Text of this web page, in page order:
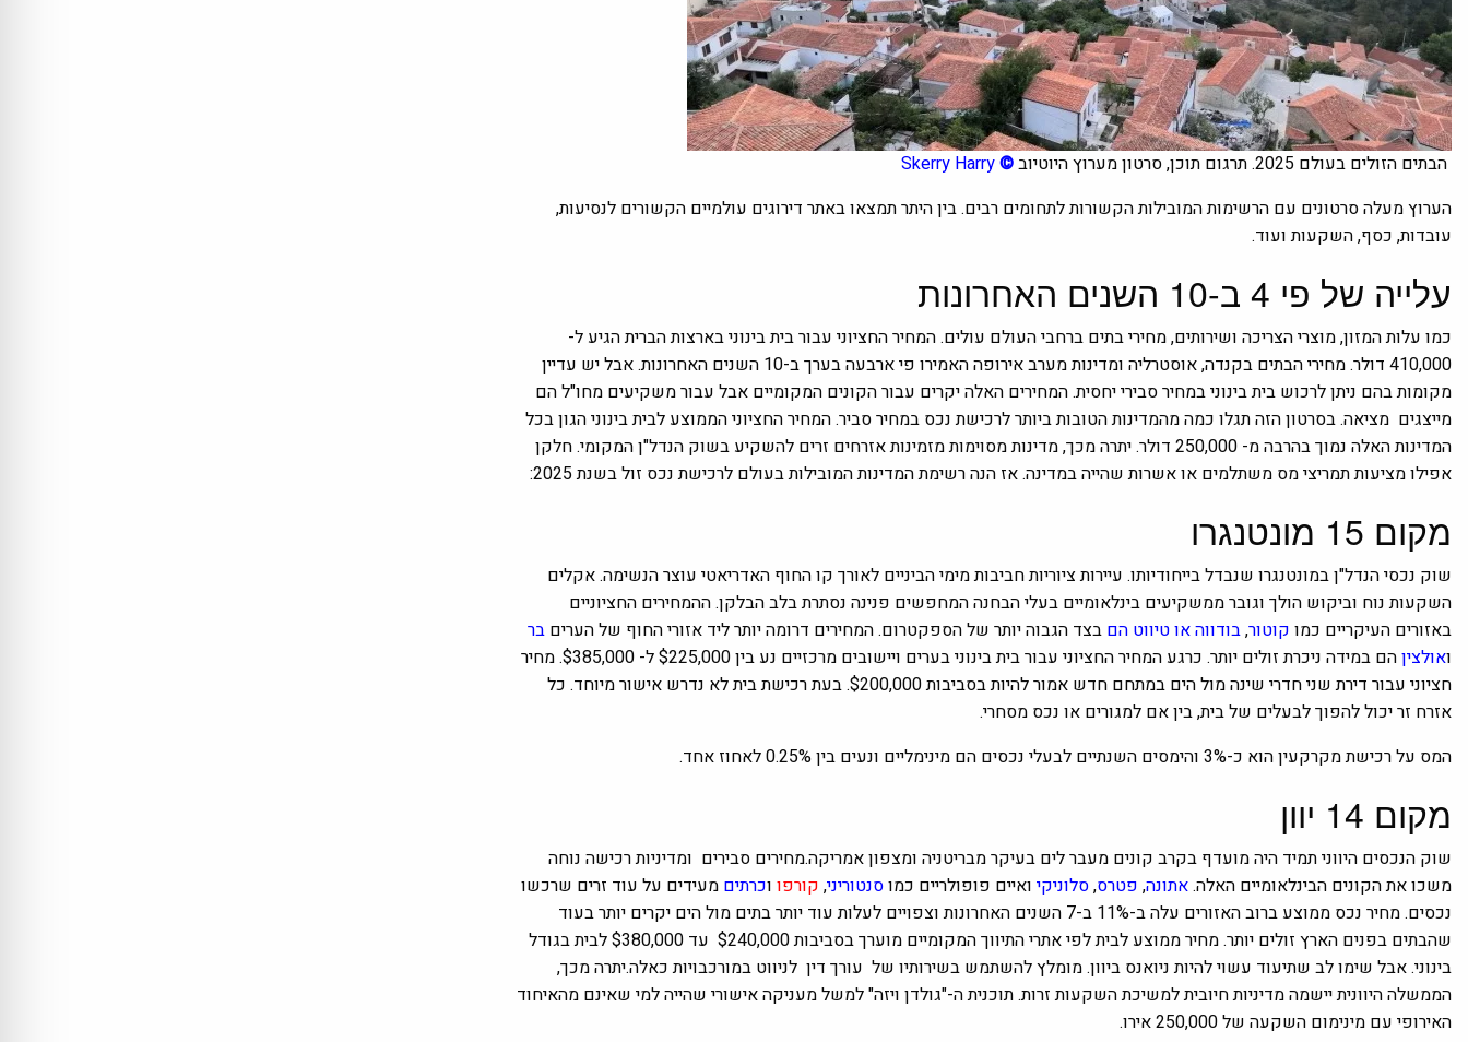
הבתים הזולים בעולם 2025. תרגום תוכן, סרטון מערוץ היוטיוב ©
Skerry Harry
הערוץ מעלה סרטונים עם הרשימות המובילות הקשורות לתחומים רבים. בין היתר תמצאו באתר דירוגים עולמיים הקשורים לנסיעות,
עובדות, כסף, השקעות ועוד.
עלייה של פי 4 ב-10 השנים האחרונות
כמו עלות המזון, מוצרי הצריכה ושירותים, מחירי בתים ברחבי העולם עולים. המחיר החציוני עבור בית בינוני בארצות הברית הגיע ל-
410,000 דולר. מחירי הבתים בקנדה, אוסטרליה ומדינות מערב אירופה האמירו פי ארבעה בערך ב-10 השנים האחרונות. אבל יש עדיין
מקומות בהם ניתן לרכוש בית בינוני במחיר סבירייחסית.המחירים האלה יקרים עבור הקונים המקומיים אבל עבור משקיעים מחו"ל הם
מייצגים מציאה. בסרטון הזה תגלו כמה מהמדינות הטובות ביותר לרכישת נכס במחיר סביר.המחיר החציוני הממוצע לבית בינוני הגון בכל
המדינות האלה נמוך בהרבה מ- 250,000 דולר. יתרה מכך, מדינות מסוימות מזמינות אזרחים זרים להשקיע בשוק הנדל"ן המקומי. חלקן
אפילו מציעות תמריצי מס משתלמים או אשרות שהייה במדינה.אז הנה רשימת המדינות המובילות בעולם לרכישת נכס זול בשנת 2025:
מקום 15 מונטנגרו
שוק נכסי הנדל"ן במונטנגרו שנבדל בייחודיותו. עיירות ציוריות חביבות מימי הביניים לאורך קו החוף האדריאטי עוצר הנשימה. אקלים
השקעות נוח וביקוש הולך וגובר ממשקיעים בינלאומיים בעלי הבחנה המחפשים פנינה נסתרת בלב הבלקן. ההמחירים החציוניים
באזורים העיקריים כמו קוטור,בודווהאוטיווט הם בצד הגבוה יותר של הספקטרום. המחירים דרומה יותר ליד אזורי החוף של הערים בר
ואולצין
הם במידה ניכרת זולים יותר. כרגע המחיר החציוני עבור בית בינוני בערים ויישובים מרכזיים נע בין $225,000 ל- $385,000. מחיר
חציוני עבור דירת שני חדרי שינה מול הים במתחם חדש אמור להיות בסביבות $200,000. בעת רכישת בית לא נדרש אישור מיוחד. כל
אזרח זר יכול להפוך לבעלים של בית, בין אם למגורים או נכס מסחרי.
המס על רכישת מקרקעין הוא כ-3% והימסים השנתיים לבעלי נכסים הם מינימליים ונעים בין 0.25% לאחוז אחד.
מקום 14 יוון
שוק הנכסים היווני תמיד היה מועדף בקרב קונים מעבר לים בעיקר מבריטניה ומצפון אמריקה.מחירים סבירים ומדיניות רכישה נוחה
משכו את הקונים הבינלאומיים האלה.אתונה, פטרס,סלוניקי ואיים פופולריים כמוסנטוריני, קורפו וכרתים מעידים על עוד זרים שרכשו
נכסים. מחיר נכס ממוצע ברוב האזורים עלה ב-11% ב-7 השנים האחרונות וצפויים לעלות עוד יותר בתים מול הים יקרים יותר בעוד
שהבתים בפנים הארץ זולים יותר. מחיר ממוצע לבית לפי אתרי התיווך המקומיים
מוערך בסביבות $240,000 עד $380,000 לבית בגודל
בינוני. אבל שימו לב שתיעוד עשוי להיות ניואנס ביוון. מומלץ להשתמש בשירותיו של עורך דין לניווט במורכבויות כאלה.יתרה מכך,
הממשלה היוונית יישמה מדיניות חיובית למשיכת השקעות זרות. תוכנית ה-"גולדן ויזה" למשל מעניקה אישורי שהייה למי שאינם מהאיחוד
האירופי עם מינימום השקעה של 250,000 אירו.